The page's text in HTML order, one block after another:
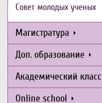
Совет молодых ученых
Магистратура
Доп. образование
Академический класс
Online school